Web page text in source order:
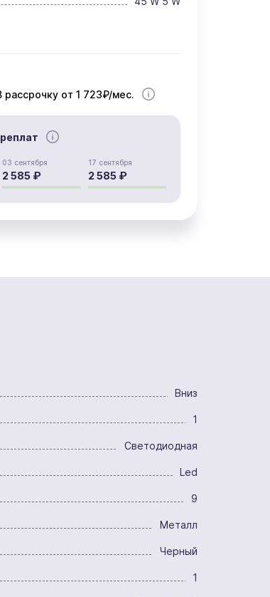
рассрочку от 1 723₽/мес.
03 сентября
2 585 ₽
17 сентября
2 585 ₽
Вниз
1
Светодиодная
Led
9
Металл
Черный
1